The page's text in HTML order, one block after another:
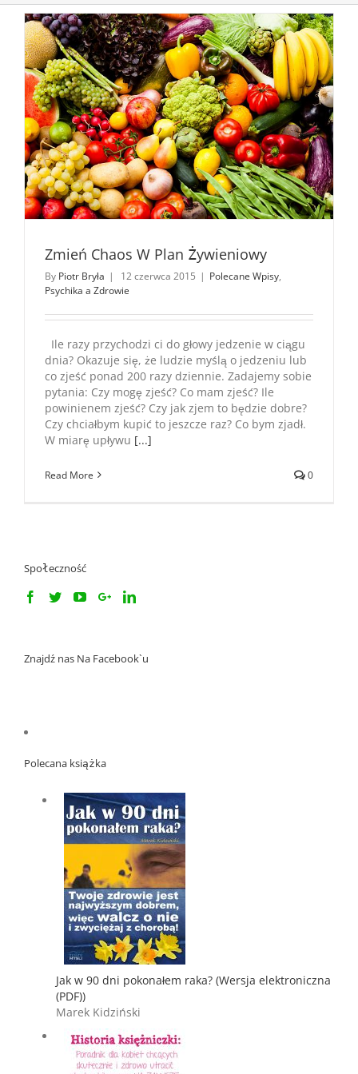
Zmień Chaos W Plan Żywieniowy
By Piotr Bryła | 12 czerwca 2015 | Polecane Wpisy,
Psychika a Zdrowie
Ile razy przychodzi ci do głowy jedzenie w ciągu
dnia? Okazuje się, że ludzie myślą o jedzeniu lub
co zjeść ponad 200 razy dziennie. Zadajemy sobie
pytania: Czy mogę zjeść? Co mam zjeść? Ile
powinienem zjeść? Czy jak zjem to będzie dobre?
Czy chciałbym kupić to jeszcze raz? Co bym zjadł.
W miarę upływu [...]
Read More 0
Społeczność
Znajdź nas Na Facebook`u
Polecana książka
Jak w 90 dni pokonałem raka? (Wersja elektroniczna
(PDF))
Marek Kidziński